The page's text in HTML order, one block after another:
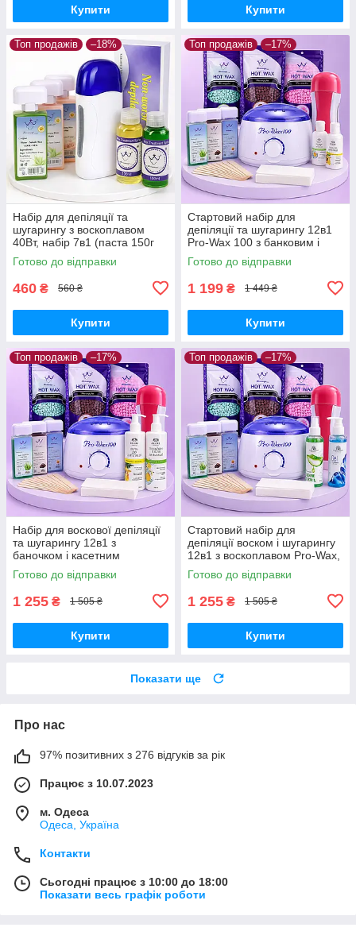
Купити Купити
Топ продажів –18%
Набір для депіляції та
шугарингу з воскоплавом
40Вт, набір 7в1 (паста 150г
3шт, смужки 100шт, засоби
100мл)
Готово до відправки
460 ₴ 560 ₴
Купити
Топ продажів –17%
Стартовий набір для
депіляції та шугарингу 12в1
Pro-Wax 100 з банковим і
касетним воскоплавом,
воском, пастою й засобами
Готово до відправки
1 199 ₴ 1 449 ₴
Купити
Топ продажів –17%
Набір для воскової депіляції
та шугарингу 12в1 з
баночком і касетним
воскоплавом Pro-Wax 100,
віск, цукрова паста, засоби
Готово до відправки
1 255 ₴ 1 505 ₴
Купити
Топ продажів –17%
Стартовий набір для
депіляції воском і шугарингу
12в1 з воскоплавом Pro-Wax,
касетний 40 Вт, віск 300 г,
паста 450 г, засоби
Готово до відправки
1 255 ₴ 1 505 ₴
Купити
Показати ще
Про нас
97% позитивних з 276 відгуків за рік
Працює з 10.07.2023
м. Одеса
Одеса, Україна
Контакти
Сьогодні працює з 10:00 до 18:00
Показати весь графік роботи